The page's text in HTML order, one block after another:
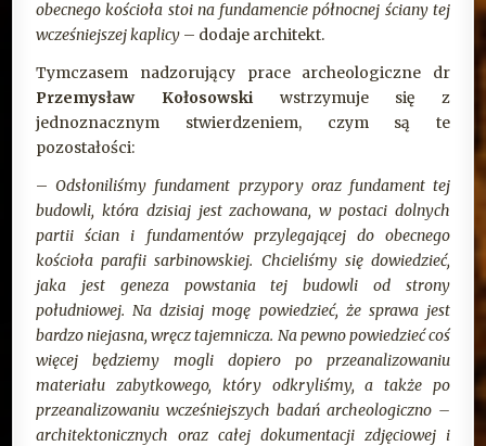
obecnego kościoła stoi na fundamencie północnej ściany tej
wcześniejszej kaplicy – dodaje architekt.
Tymczasem nadzorujący prace archeologiczne dr
Przemysław Kołosowski wstrzymuje się z
jednoznacznym stwierdzeniem, czym są te
pozostałości:
–Odsłoniliśmy fundament przypory oraz fundament tej
budowli, która dzisiaj jest zachowana, w postaci dolnych
partii ścian i fundamentów przylegającej do obecnego
kościoła parafii sarbinowskiej. Chcieliśmy się dowiedzieć,
jaka jest geneza powstania tej budowli od strony
południowej. Na dzisiaj mogę powiedzieć, że sprawa jest
bardzo niejasna, wręcz tajemnicza. Na pewno powiedzieć coś
więcej będziemy mogli dopiero po przeanalizowaniu
materiału zabytkowego, który odkryliśmy, a także po
przeanalizowaniu wcześniejszych badań archeologiczno –
architektonicznych oraz całej dokumentacji zdjęciowej i